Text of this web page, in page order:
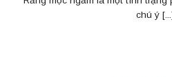
chú ý